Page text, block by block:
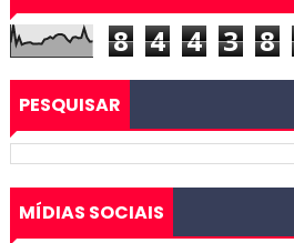
8 4 4 3 8
PESQUISAR
MÍDIAS SOCIAIS